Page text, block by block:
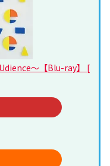
～【Blu-ray】 [